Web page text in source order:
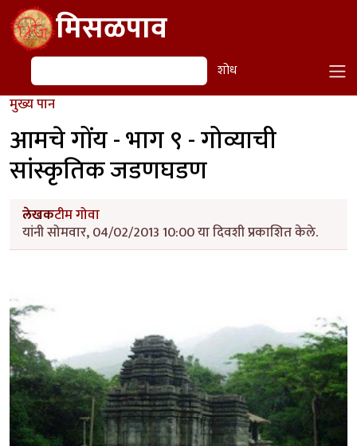
Skip to main contentमिसळपाव
शोध शोध
मुख्य पान
आमचे गोंय - भाग ९ - गोव्याची
सांस्कृतिक जडणघडण
लेखकटीम गोवा
यांनी सोमवार, 04/02/2013 10:00 या दिवशी प्रकाशित केले.